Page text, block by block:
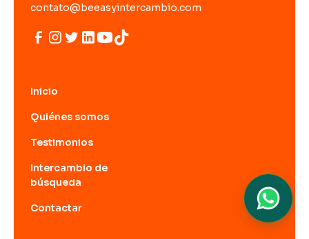
contato@beeasyintercambio.com
Inicio
Quiénes somos
Testimonios
Intercambio de
búsqueda
Contactar